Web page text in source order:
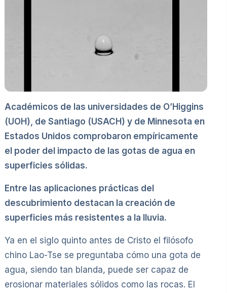
Académicos de las universidades de O’Higgins
(UOH), de Santiago (USACH) y de Minnesota en
Estados Unidos comprobaron empíricamente
el poder del impacto de las gotas de agua en
superficies sólidas.
Entre las aplicaciones prácticas del
descubrimiento destacan la creación de
superficies más resistentes a la lluvia.
Ya en el siglo quinto antes de Cristo el filósofo
chino Lao-Tse se preguntaba cómo una gota de
agua, siendo tan blanda, puede ser capaz de
erosionar materiales sólidos como las rocas. El